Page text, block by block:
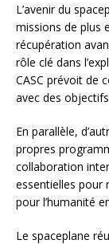
L’avenir du
missions de plus
récupération
rôle clé dans
CASC prévoit de
avec des
En parallèle,
propres
collaboration
essentielles pour
pour l’humanité
Le spaceplane